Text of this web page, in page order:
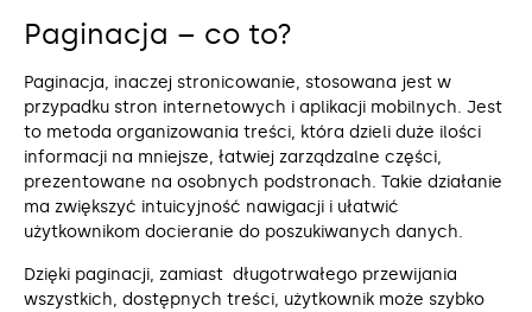
Paginacja – co to?
Paginacja, inaczej stronicowanie, stosowana jest w
przypadku stron internetowych i aplikacji mobilnych. Jest
to metoda organizowania treści, która dzieli duże ilości
informacji na mniejsze, łatwiej zarządzalne części,
prezentowane na osobnych podstronach. Takie działanie
ma zwiększyć intuicyjność nawigacji i ułatwić
użytkownikom docieranie do poszukiwanych danych.
Dzięki paginacji, zamiast długotrwałego przewijania
wszystkich, dostępnych treści, użytkownik może szybko